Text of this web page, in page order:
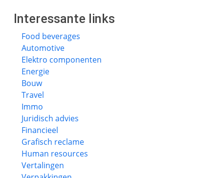
Interessante links
Food beverages
Automotive
Elektro componenten
Energie
Bouw
Travel
Immo
Juridisch advies
Financieel
Grafisch reclame
Human resources
Vertalingen